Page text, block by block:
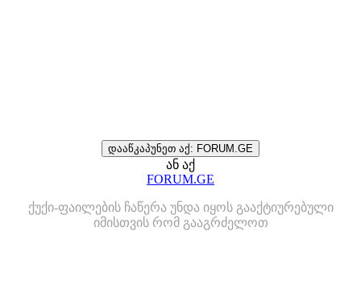
დააწკაპუნეთ აქ: FORUM.GE
ან აქ
FORUM.GE
ქუქი-ფაილების ჩაწერა უნდა იყოს გააქტიურებული
იმისთვის რომ გააგრძელოთ